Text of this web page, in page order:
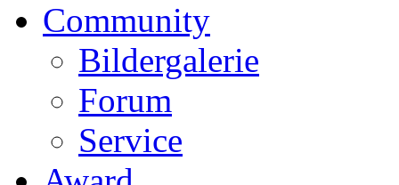
Community
Bildergalerie
Forum
Service